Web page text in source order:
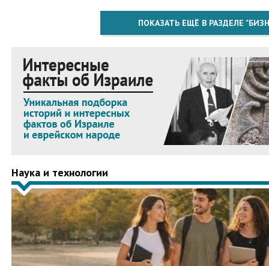
ПОКАЗАТЬ ЕЩЁ В РАЗДЕЛЕ
Наука и технологии